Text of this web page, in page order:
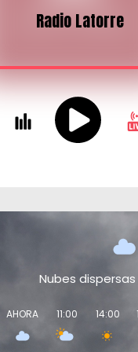
Nubes dispersas
AHORA 11:00 14:00